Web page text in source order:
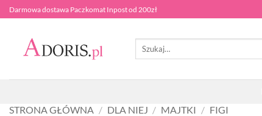
Przewiń
do
zawartości
Darmowa dostawa Paczkomat Inpost od 200zł
Szukaj:
STRONA GŁÓWNA / DLA NIEJ / MAJTKI / FIGI